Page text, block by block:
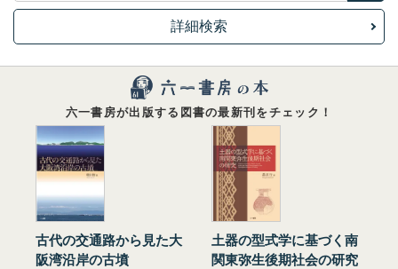
詳細検索
六一書房が出版する図書の最新刊をチェック！
古代の交通路から見た大
阪湾沿岸の古墳
土器の型式学に基づく南
関東弥生後期社会の研究